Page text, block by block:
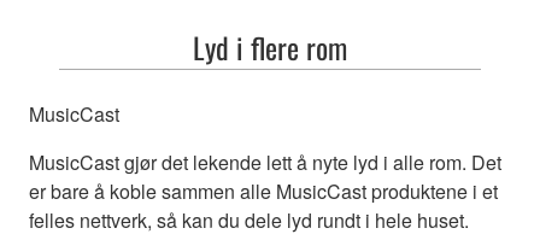
Lyd i flere rom
MusicCast
MusicCast gjør det lekende lett å nyte lyd i alle rom. Det
er bare å koble sammen alle MusicCast produktene i et
felles nettverk, så kan du dele lyd rundt i hele huset.